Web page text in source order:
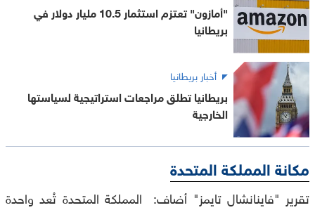
"أمازون" تعتزم استثمار 10.5 مليار دولار في
بريطانيا
أخبار بريطانيا
بريطانيا تطلق مراجعات استراتيجية لسياستها
الخارجية
مكانة المملكة المتحدة
تقرير "فاينانشال تايمز" أضاف: المملكة المتحدة تُعد واحدة